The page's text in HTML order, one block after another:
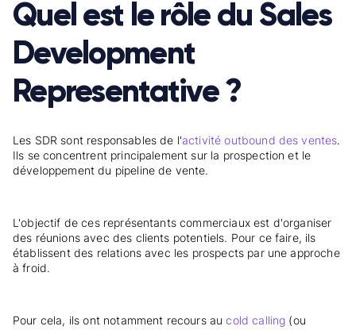
Quel est le rôle du Sales
Development
Representative ?
Les SDR sont responsables de l'activité outbound des ventes.
Ils se concentrent principalement sur la prospection et le
développement du pipeline de vente.
L'objectif de ces représentants commerciaux est d'organiser
des réunions avec des clients potentiels. Pour ce faire, ils
établissent des relations avec les prospects par une approche
à froid.
Pour cela, ils ont notamment recours aucold calling (ou